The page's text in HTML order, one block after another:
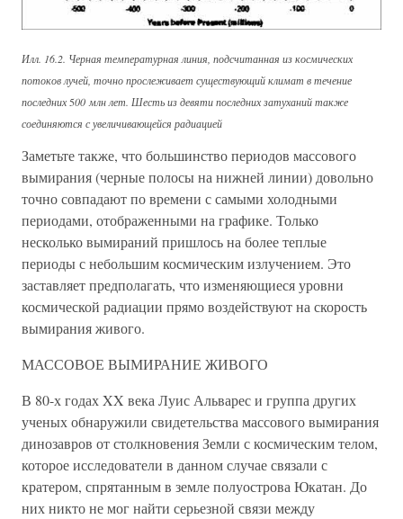
Илл. 16.2. Черная температурная линия, подсчитанная из космических
потоков лучей, точно прослеживает существующий климат в течение
последних500 млн лет. Шесть из девяти последних затуханий также
соединяются с увеличивающейся радиацией
Заметьте также, что большинство периодов массового
вымирания (черные полосы на нижней линии) довольно
точно совпадают по времени с самыми холодными
периодами, отображенными на графике. Только
несколько вымираний пришлось на более теплые
периоды с небольшим космическим излучением. Это
заставляет предполагать, что изменяющиеся уровни
космической радиации прямо воздействуют на скорость
вымирания живого.
МАССОВОЕ ВЫМИРАНИЕ ЖИВОГО
В 80-х годах XX века Луис Альварес и группа других
ученых обнаружили свидетельства массового вымирания
динозавров от столкновения Земли с космическим телом,
которое исследователи в данном случае связали с
кратером, спрятанным в земле полуострова Юкатан. До
них никто не мог найти серьезной связи между